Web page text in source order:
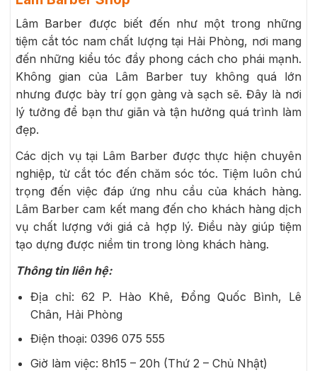
Lâm Barber được biết đến như một trong những
tiệm cắt tóc nam chất lượng tại Hải Phòng, nơi mang
đến những kiểu tóc đầy phong cách cho phái mạnh.
Không gian của Lâm Barber tuy không quá lớn
nhưng được bày trí gọn gàng và sạch sẽ. Đây là nơi
lý tưởng để bạn thư giãn và tận hưởng quá trình làm
đẹp.
Các dịch vụ tại Lâm Barber được thực hiện chuyên
nghiệp, từ cắt tóc đến chăm sóc tóc. Tiệm luôn chú
trọng đến việc đáp ứng nhu cầu của khách hàng.
Lâm Barber cam kết mang đến cho khách hàng dịch
vụ chất lượng với giá cả hợp lý. Điều này giúp tiệm
tạo dựng được niềm tin trong lòng khách hàng.
Thông tin liên hệ:
Địa chỉ: 62 P. Hào Khê, Đổng Quốc Bình, Lê
Chân, Hải Phòng
Điện thoại: 0396 075 555
Giờ làm việc: 8h15 – 20h (Thứ 2 – Chủ Nhật)